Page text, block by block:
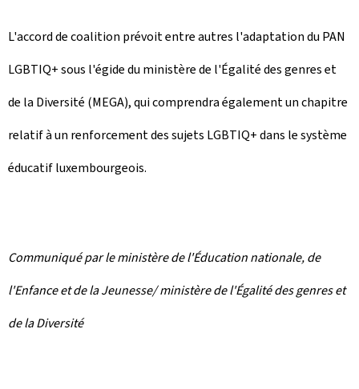
L'accord de coalition prévoit entre autres l'adaptation du PAN
LGBTIQ+ sous l'égide du ministère de l'Égalité des genres et
de la Diversité (MEGA), qui comprendra également un chapitre
relatif à un renforcement des sujets LGBTIQ+ dans le système
éducatif luxembourgeois.
Communiqué par le ministère de l'Éducation nationale, de
l'Enfance et de la Jeunesse/ ministère de l'Égalité des genres et
de la Diversité